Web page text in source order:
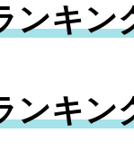
ンキン
ンキン